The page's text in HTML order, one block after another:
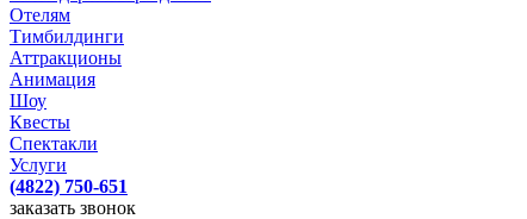
Отелям
Тимбилдинги
Аттракционы
Анимация
Шоу
Квесты
Спектакли
Услуги
(4822) 750-651
заказать звонок